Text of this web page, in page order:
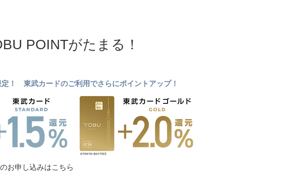
POINTがたまる！
！ 東武カードのご利用でさらにポイントアップ！
お申し込みはこちら